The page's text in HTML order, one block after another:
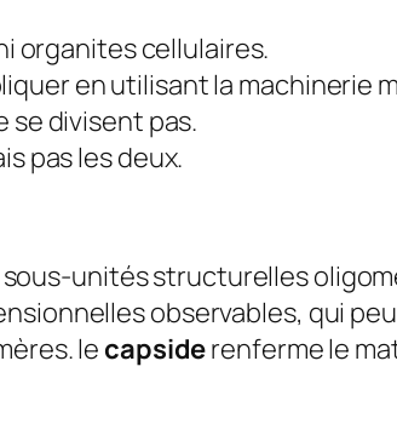
organites cellulaires.
en utilisant la machinerie
se divisent pas.
pas les deux.
unités structurelles
observables, qui
le capsiderenferme le